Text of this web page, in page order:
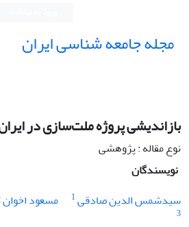
مجله جامعه شناسی ایران
بازاندیشی پروژه ملت‌سازی در
نوع مقاله : پژوهشی
نویسندگان
سیدشمس الدین صادقی1 مسعود
3